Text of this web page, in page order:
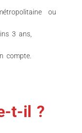
ou
3 ans,
compte.
t-il ?